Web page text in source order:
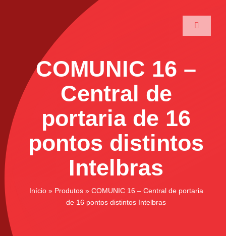
Toggle
A Maxtec
Serviços
Soluções
COMUNIC 16 –
Central de
portaria de 16
pontos distintos
Intelbras
Início» Produtos» COMUNIC 16 – Central de portaria
de 16 pontos distintos Intelbras